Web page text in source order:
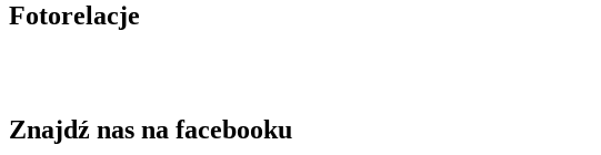
Fotorelacje
Znajdź nas na facebooku